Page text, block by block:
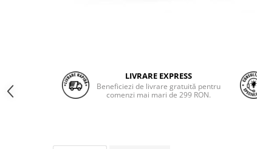
LIVRARE EXPRESS
Beneficiezi de livrare gratuită pentru
comenzi mai mari de 299 RON.